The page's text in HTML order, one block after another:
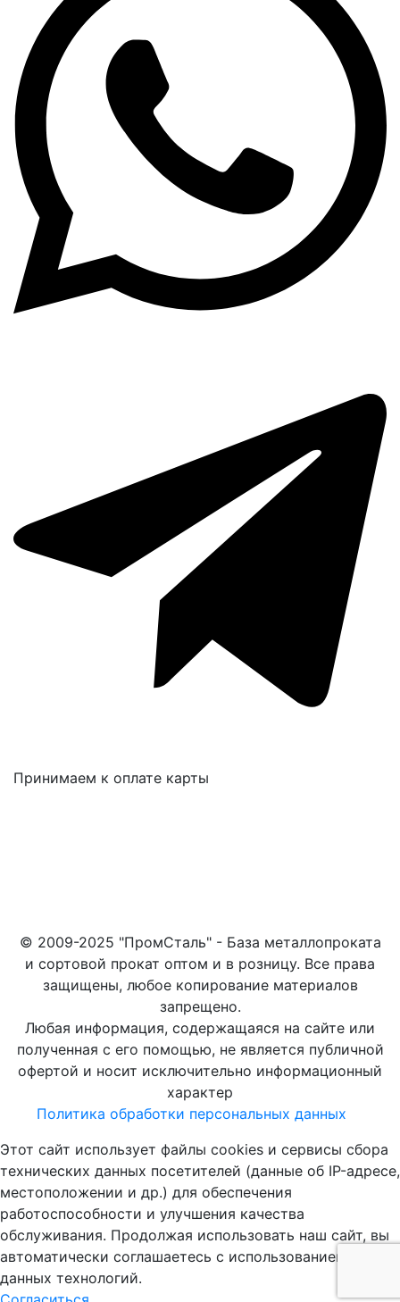
Принимаем к оплате карты
© 2009-2025 "ПромСталь" - База металлопроката
и сортовой прокат оптом и в розницу. Все права
защищены, любое копирование материалов
запрещено.
Любая информация, содержащаяся на сайте или
полученная с его помощью, не является публичной
офертой и носит исключительно информационный
характер
Политика обработки персональных данных
Этот сайт использует файлы cookies и сервисы сбора
технических данных посетителей (данные об IP-адресе,
местоположении и др.) для обеспечения
работоспособности и улучшения качества
обслуживания. Продолжая использовать наш сайт, вы
автоматически соглашаетесь с использованием
данных технологий.